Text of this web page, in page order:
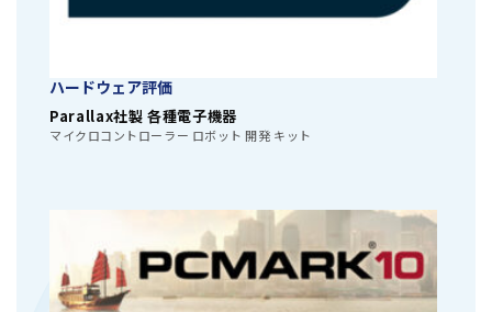
ハードウェア評価
Parallax社製 各種電子機器
マイクロコントローラー ロボット 開発 キット